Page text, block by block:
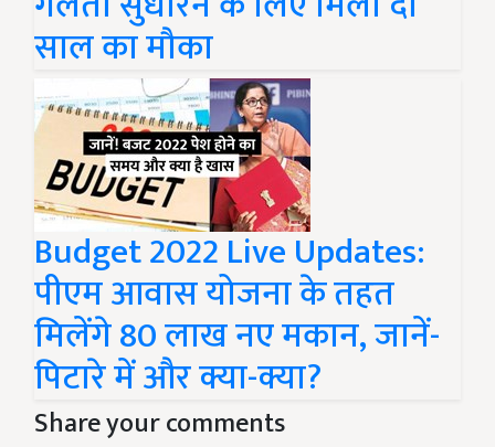
साल का मौका
Budget 2022 Live Updates:
पीएम आवास योजना के तहत
मिलेंगे 80 लाख नए मकान, जानें-
पिटारे में और क्या-क्या?
Share your comments